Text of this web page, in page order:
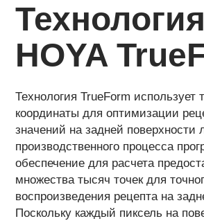
Технология
HOYA
Технология TrueForm использует
координаты для оптимизации
значений на задней поверхности
производственного процесса
обеспечение для расчета
множества тысяч точек для
воспроизведения рецепта на
Поскольку каждый пиксель на